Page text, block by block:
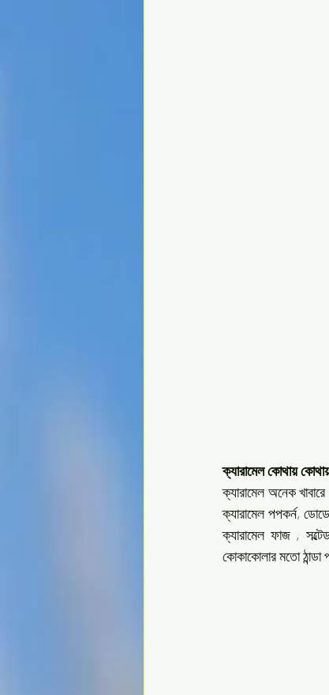
ক্যারামেল কোথায়
ক্যারামেল অনেক
ক্যারামেল পপকর্ন,
ক্যারামেল ফাজ ,
কোকাকোলার মতো ঠান্ডা